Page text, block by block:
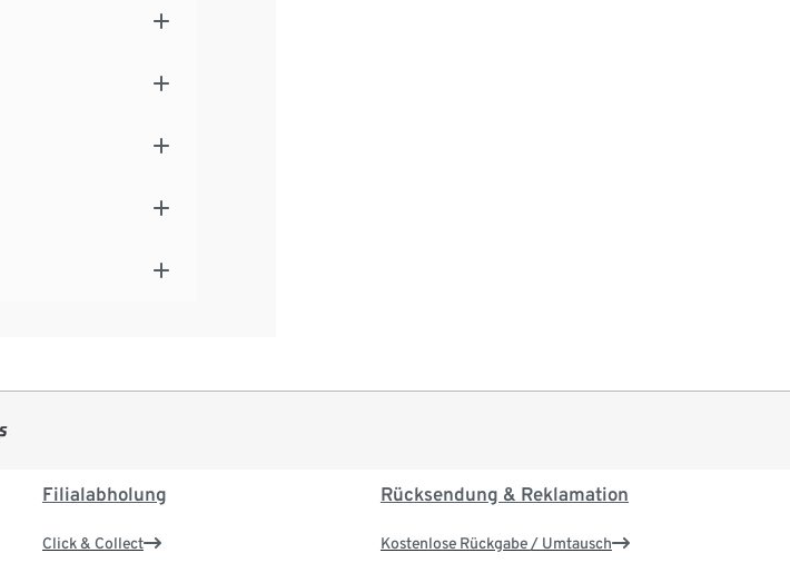
Filialabholung
Click & Collect
Rücksendung & Reklamation
Kostenlose Rückgabe / Umtausch